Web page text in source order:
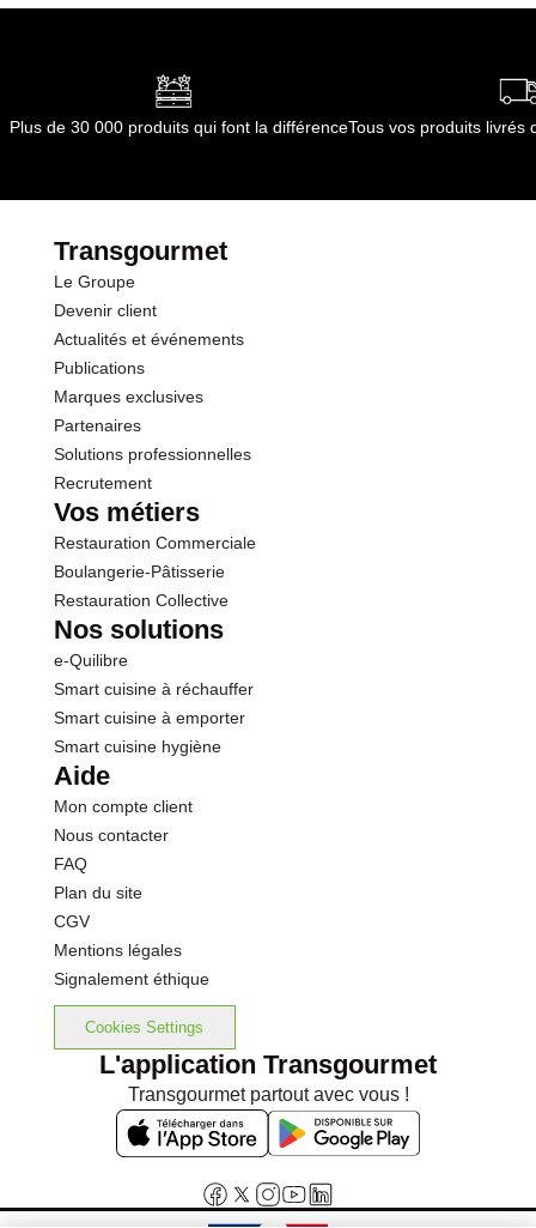
Plus de 30 000 produits qui font la différenceTous vos produits livrés
Transgourmet
Le Groupe
Devenir client
Actualités et événements
Publications
Marques exclusives
Partenaires
Solutions professionnelles
Recrutement
Vos métiers
Restauration Commerciale
Boulangerie-Pâtisserie
Restauration Collective
Nos solutions
e-Quilibre
Smart cuisine à réchauffer
Smart cuisine à emporter
Smart cuisine hygiène
Aide
Mon compte client
Nous contacter
FAQ
Plan du site
CGV
Mentions légales
Signalement éthique
Cookies Settings
L'application Transgourmet
Transgourmet partout avec vous !